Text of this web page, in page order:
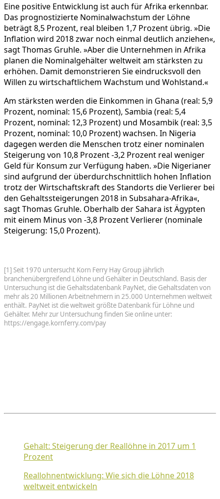
Eine positive Entwicklung ist auch für Afrika erkennbar.
Das prognostizierte Nominalwachstum der Löhne
beträgt 8,5 Prozent, real bleiben 1,7 Prozent übrig. »Die
Inflation wird 2018 zwar noch einmal deutlich anziehen«,
sagt Thomas Gruhle. »Aber die Unternehmen in Afrika
planen die Nominalgehälter weltweit am stärksten zu
erhöhen. Damit demonstrieren Sie eindrucksvoll den
Willen zu wirtschaftlichem Wachstum und Wohlstand.«
Am stärksten werden die Einkommen in Ghana (real: 5,9
Prozent, nominal: 15,6 Prozent), Sambia (real: 5,4
Prozent, nominal: 12,3 Prozent) und Mosambik (real: 3,5
Prozent, nominal: 10,0 Prozent) wachsen. In Nigeria
dagegen werden die Menschen trotz einer nominalen
Steigerung von 10,8 Prozent -3,2 Prozent real weniger
Geld für Konsum zur Verfügung haben. »Die Nigerianer
sind aufgrund der überdurchschnittlich hohen Inflation
trotz der Wirtschaftskraft des Standorts die Verlierer bei
den Gehaltssteigerungen 2018 in Subsahara-Afrika«,
sagt Thomas Gruhle. Oberhalb der Sahara ist Ägypten
mit einem Minus von -3,8 Prozent Verlierer (nominale
Steigerung: 15,0 Prozent).
[1] Seit 1970 untersucht Korn Ferry Hay Group jährlich
branchenübergreifend Löhne und Gehälter in Deutschland. Basis der
Untersuchung ist die Gehaltsdatenbank PayNet, die Gehaltsdaten von
mehr als 20 Millionen Arbeitnehmern in 25.000 Unternehmen weltweit
enthält. PayNet ist die weltweit größte Datenbank für Löhne und
Gehälter. Mehr zur Untersuchung finden Sie online unter:
https://engage.kornferry.com/pay
Gehalt: Steigerung der Reallöhne in 2017 um 1
Prozent
Reallohnentwicklung: Wie sich die Löhne 2018
weltweit entwickeln